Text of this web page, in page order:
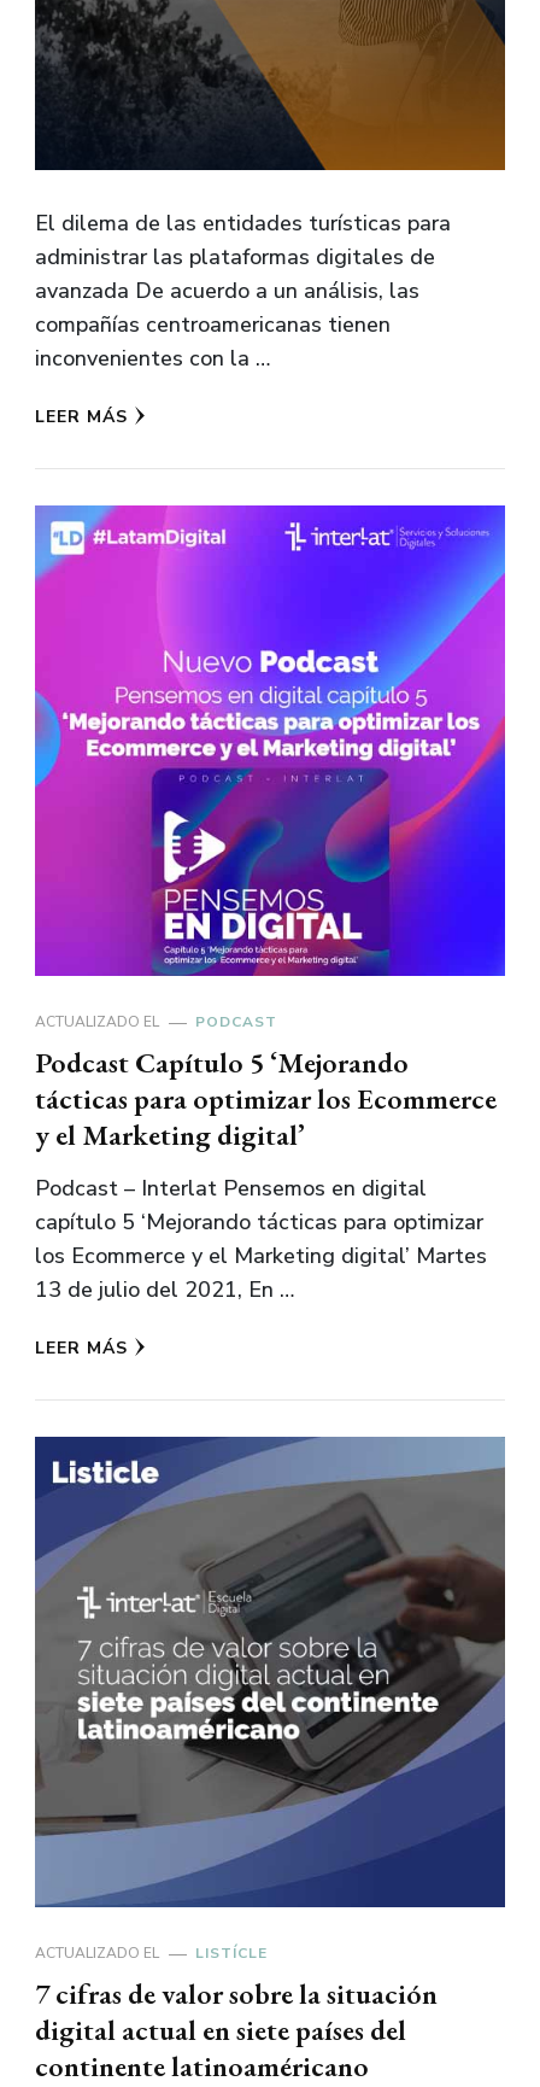
El dilema de las entidades turísticas para
administrar las plataformas digitales de
avanzada De acuerdo a un análisis, las
compañías centroamericanas tienen
inconvenientes con la …
LEER MÁS
ACTUALIZADO EL PODCAST
Podcast Capítulo 5 ‘Mejorando
tácticas para optimizar los Ecommerce
y el Marketing digital’
Podcast – Interlat Pensemos en digital
capítulo 5 ‘Mejorando tácticas para optimizar
los Ecommerce y el Marketing digital’ Martes
13 de julio del 2021, En …
LEER MÁS
ACTUALIZADO EL LISTÍCLE
7 cifras de valor sobre la situación
digital actual en siete países del
continente latinoaméricano